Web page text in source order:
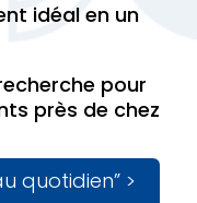
idéal en un
pour
près de chez
quotidien” >